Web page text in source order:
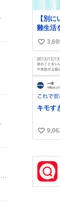
【別に
難生活
れてい
のため
ックス
させて
い
い
ね
キモす
い
ね
数